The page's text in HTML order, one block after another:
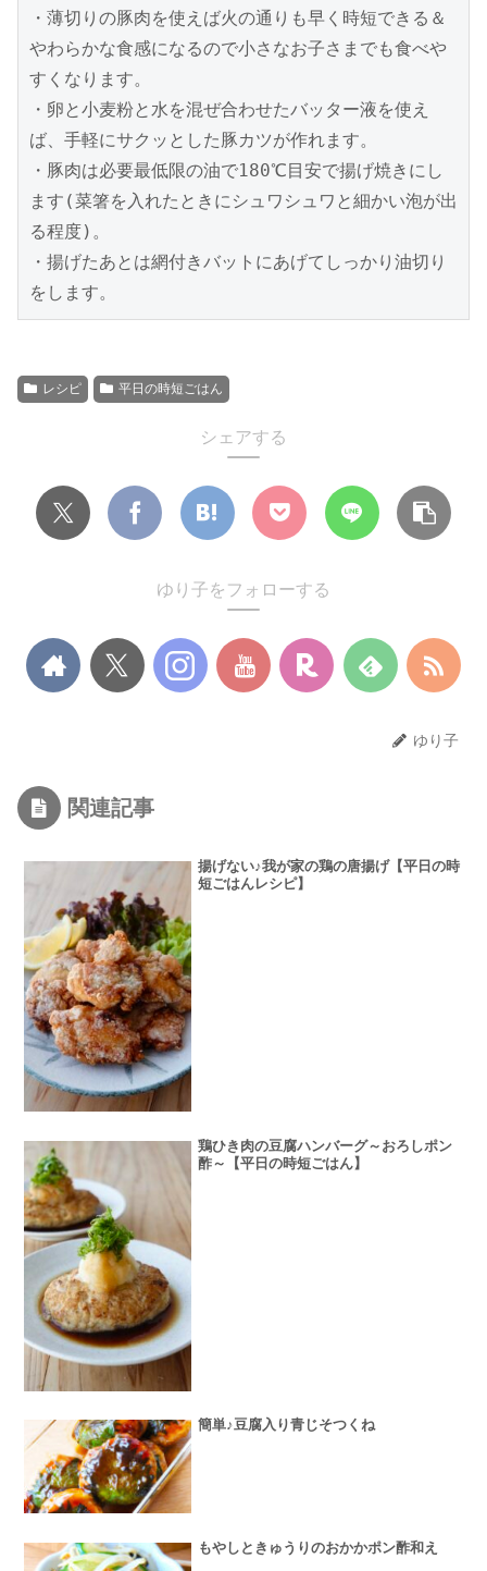
・薄切りの豚肉を使えば火の通りも早く時短できる＆
やわらかな食感になるので小さなお子さまでも食べや
すくなります。
・卵と小麦粉と水を混ぜ合わせたバッター液を使え
ば、手軽にサクッとした豚カツが作れます。
・豚肉は必要最低限の油で180℃目安で揚げ焼きにし
ます(菜箸を入れたときにシュワシュワと細かい泡が出
る程度)。
・揚げたあとは網付きバットにあげてしっかり油切り
レシピ 平日の時短ごはん
シェアする
ゆり子をフォローする
ゆり子
関連記事
揚げない♪我が家の鶏の唐揚げ【平日の時
短ごはんレシピ】
鶏ひき肉の豆腐ハンバーグ～おろしポン
酢～【平日の時短ごはん】
簡単♪豆腐入り青じそつくね
もやしときゅうりのおかかポン酢和え